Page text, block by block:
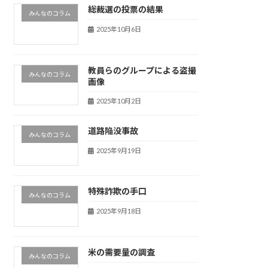
みんなのコラム 総裁選の投票の結果
2025年10月6日
みんなのコラム
教員らのグループによる盗撮
画像
2025年10月2日
みんなのコラム 道路陥没事故
2025年9月19日
みんなのコラム 特殊詐欺の手口
2025年9月18日
みんなのコラム 米の需要量の調査